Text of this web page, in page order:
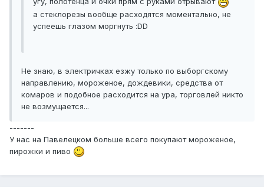
а стеклорезы вообще расходятся моментально, не
успеешь глазом моргнуть :DD
Не знаю, в электричках езжу только по выборгскому
направлению, мороженое, дождевики, средства от
комаров и подобное расходится на ура, торговлей никто
не возмущается...
-------
У нас на Павелецком больше всего покупают мороженое,
пирожки и пиво